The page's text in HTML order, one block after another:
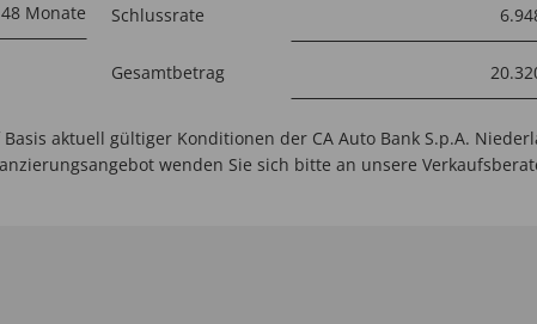
Schlussrate
Gesamtbetrag
aktuell gültiger Konditionen der CA Auto Bank S.p.A.
wenden Sie sich bitte an unsere